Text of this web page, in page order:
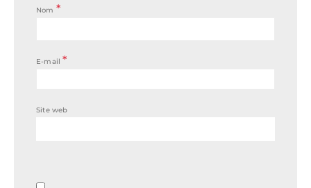
Nom *
E-mail*
Site web